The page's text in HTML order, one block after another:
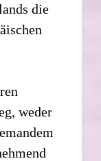
die
weder